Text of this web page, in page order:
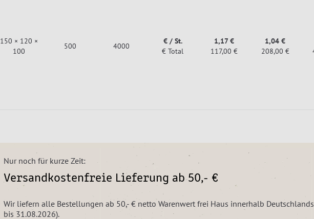
150 × 120 ×
100
500 4000
€ / St.
€ Total
1,17 €
117,00 €
1,04 €
208,00 €
Nur noch für kurze Zeit:
Versandkostenfreie Lieferung ab 50,- €
Wir liefern alle Bestellungen ab 50,- € netto Warenwert frei Haus innerhalb
bis 31.08.2026).